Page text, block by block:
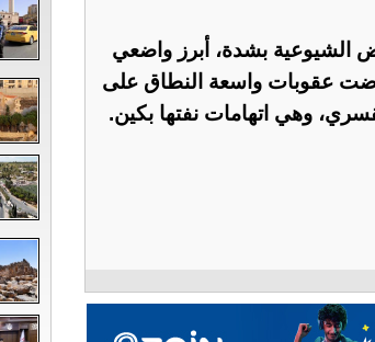
الشيوعية بشدة، أبرز واضعي
عقوبات واسعة النطاق على
وهي اتهامات نفتها بكين.